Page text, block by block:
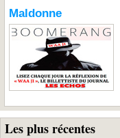
Maldonne
Les plus récentes